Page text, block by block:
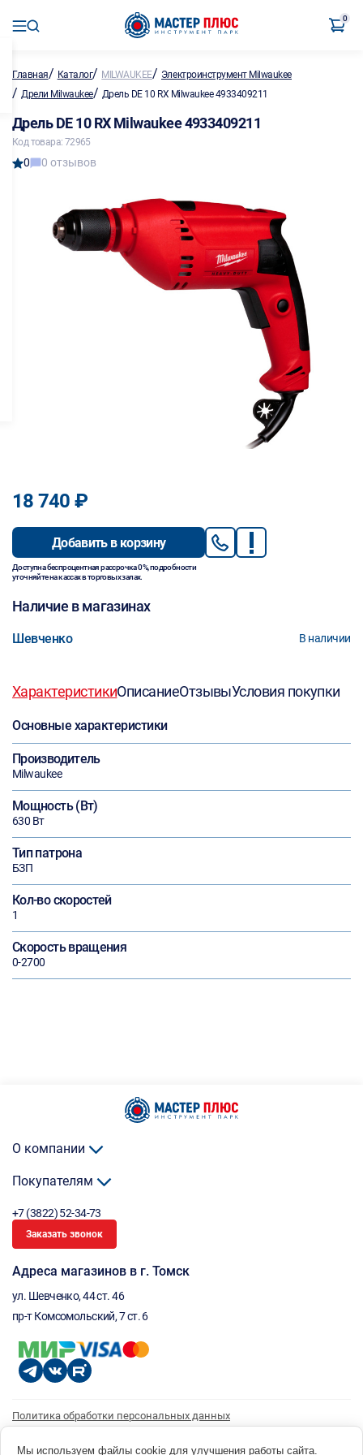
0
Главная/ Каталог/ MILWAUKEE/ Электроинструмент Milwaukee
/ Дрели Milwaukee/ Дрель DE 10 RX Milwaukee 4933409211
Дрель DE 10 RX Milwaukee 4933409211
Код товара: 72965
0 0 отзывов
18 740 ₽
Добавить в корзину
Доступна беспроцентная рассрочка 0%, подробности
уточняйте на кассах в торговых залах.
Наличие в магазинах
Шевченко В наличии
ХарактеристикиОписаниеОтзывыУсловия покупки
Основные характеристики
Производитель
Milwaukee
Мощность (Вт)
630 Вт
Тип патрона
БЗП
Кол-во скоростей
1
Скорость вращения
0-2700
О компании
Покупателям
+7 (3822) 52-34-73
Заказать звонок
Адреса магазинов в г. Томск
ул. Шевченко, 44 ст. 46
пр-т Комсомольский, 7 ст. 6
Политика обработки персональных данных
Согласие на получение рассылки
Мы используем файлы cookie для улучшения работы сайта.